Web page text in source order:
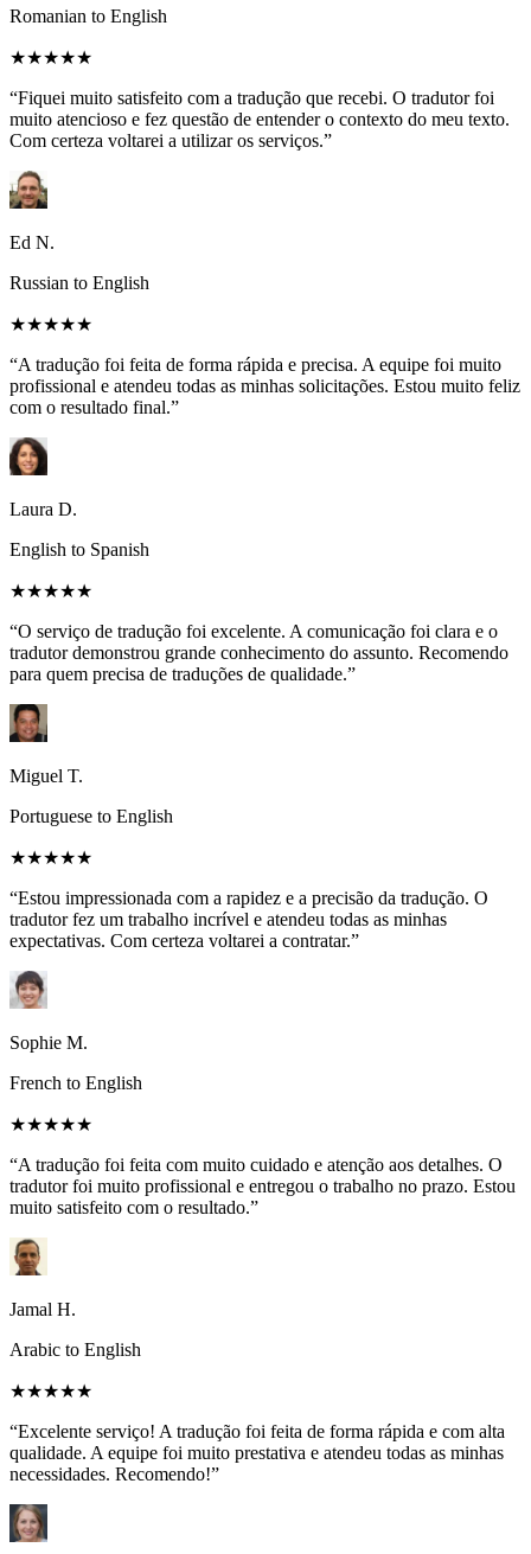
Romanian to English
★★★★★
“Fiquei muito satisfeito com a tradução que recebi. O tradutor foi
muito atencioso e fez questão de entender o contexto do meu texto.
Com certeza voltarei a utilizar os serviços.”
Ed N.
Russian to English
★★★★★
“A tradução foi feita de forma rápida e precisa. A equipe foi muito
profissional e atendeu todas as minhas solicitações. Estou muito feliz
com o resultado final.”
Laura D.
English to Spanish
★★★★★
“O serviço de tradução foi excelente. A comunicação foi clara e o
tradutor demonstrou grande conhecimento do assunto. Recomendo
para quem precisa de traduções de qualidade.”
Miguel T.
Portuguese to English
★★★★★
“Estou impressionada com a rapidez e a precisão da tradução. O
tradutor fez um trabalho incrível e atendeu todas as minhas
expectativas. Com certeza voltarei a contratar.”
Sophie M.
French to English
★★★★★
“A tradução foi feita com muito cuidado e atenção aos detalhes. O
tradutor foi muito profissional e entregou o trabalho no prazo. Estou
muito satisfeito com o resultado.”
Jamal H.
Arabic to English
★★★★★
“Excelente serviço! A tradução foi feita de forma rápida e com alta
qualidade. A equipe foi muito prestativa e atendeu todas as minhas
necessidades. Recomendo!”